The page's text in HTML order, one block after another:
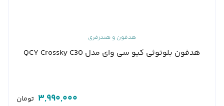
هدفون و هندزفری
هدفون بلوتوثی کیو سی وای مدل QCY Crossky C30
3,990,000 تومان